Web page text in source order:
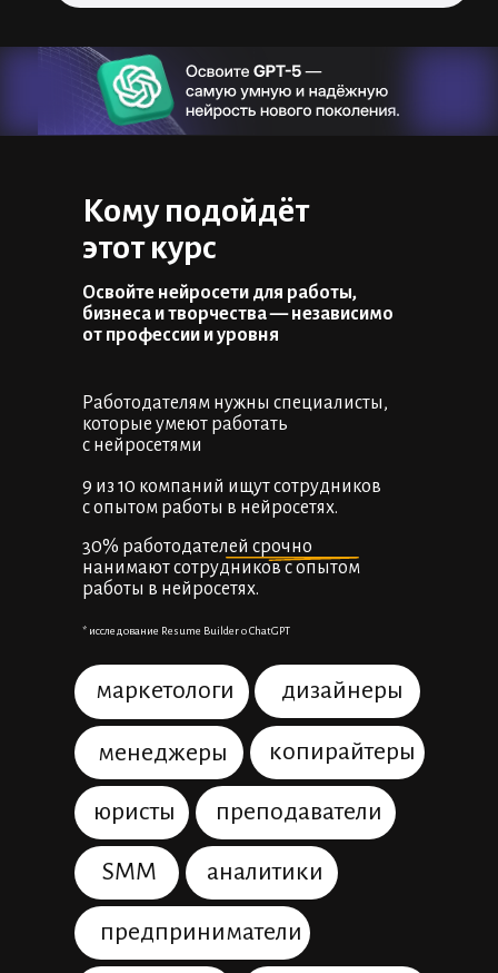
Работодателям нужны специалисты,
которые умеют работать
с нейросетями
Освойте нейросети для работы,
бизнеса и творчества — независимо
от профессии и уровня
Кому подойдёт
этот курс
9 из 10 компаний ищут сотрудников
с опытом работы в нейросетях.
* исследование Resume Builder о ChatGPT
маркетологи
SMM
дизайнеры
аналитики
менеджеры
предприниматели
копирайтеры
преподаватели
юристы
30% работодателей срочно
нанимают сотрудников с опытом
работы в нейросетях.